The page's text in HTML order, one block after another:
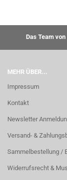
Das Team
MEHR ÜBER...
Impressum
Kontakt
Newsletter
Versand- &
Sammelbestellung /
Widerrufsrecht &